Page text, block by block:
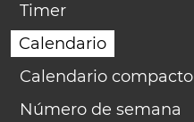
Timer
Calendario
Calendario compacto
Número de semana